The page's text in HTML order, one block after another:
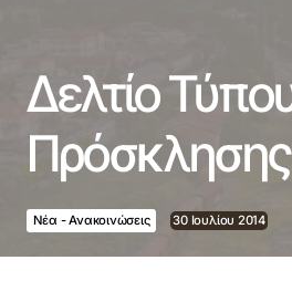
Δελτίο
Νέα - Ανακοινώσεις 30 Ιουλίου 2014